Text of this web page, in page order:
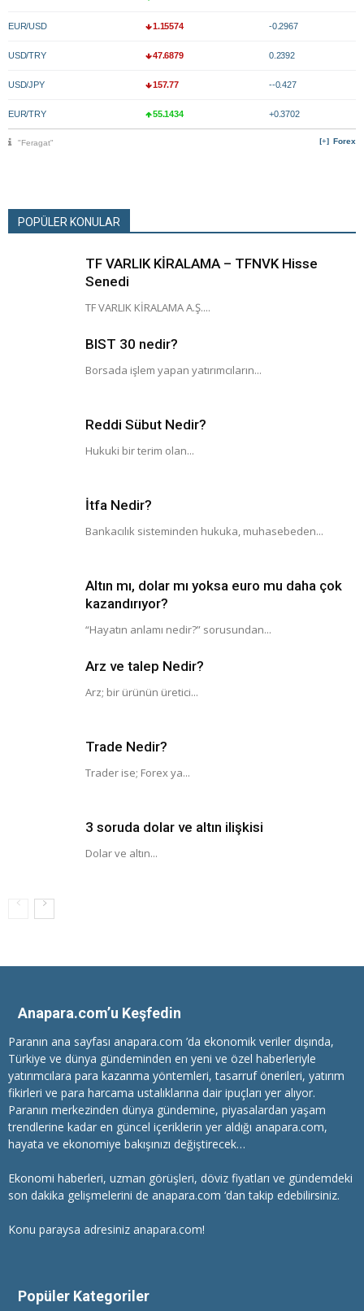
EUR/USD 1.15574 -0.2967
USD/TRY 47.6879 0.2392
USD/JPY 157.77 --0.427
EUR/TRY 55.1434 +0.3702
Forex
"Feragat"
POPÜLER KONULAR
TF VARLIK KİRALAMA – TFNVK Hisse
Senedi
TF VARLIK KİRALAMA A.Ş....
BIST 30 nedir?
Borsada işlem yapan yatırımcıların...
Reddi Sübut Nedir?
Hukuki bir terim olan...
İtfa Nedir?
Bankacılık sisteminden hukuka, muhasebeden...
Altın mı, dolar mı yoksa euro mu daha çok
kazandırıyor?
“Hayatın anlamı nedir?” sorusundan...
Arz ve talep Nedir?
Arz; bir ürünün üretici...
Trade Nedir?
Trader ise; Forex ya...
3 soruda dolar ve altın ilişkisi
Dolar ve altın...
Anapara.com’u Keşfedin
Paranın ana sayfası anapara.com ’da ekonomik veriler dışında,
Türkiye ve dünya gündeminden en yeni ve özel haberleriyle
yatırımcılara para kazanma yöntemleri, tasarruf önerileri, yatırım
fikirleri ve para harcama ustalıklarına dair ipuçları yer alıyor.
Paranın merkezinden dünya gündemine, piyasalardan yaşam
trendlerine kadar en güncel içeriklerin yer aldığı anapara.com,
hayata ve ekonomiye bakışınızı değiştirecek…
Ekonomi haberleri, uzman görüşleri, döviz fiyatları ve gündemdeki
son dakika gelişmelerini de anapara.com ‘dan takip edebilirsiniz.
Konu paraysa adresiniz anapara.com!
Popüler Kategoriler